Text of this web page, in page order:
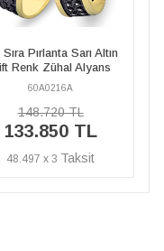
Çift Sıra Pırlanta Sarı Altın
Çift Renk Zühal Alyans
60A0216K
82.190 TL
73.970 TL
26.801 x 3